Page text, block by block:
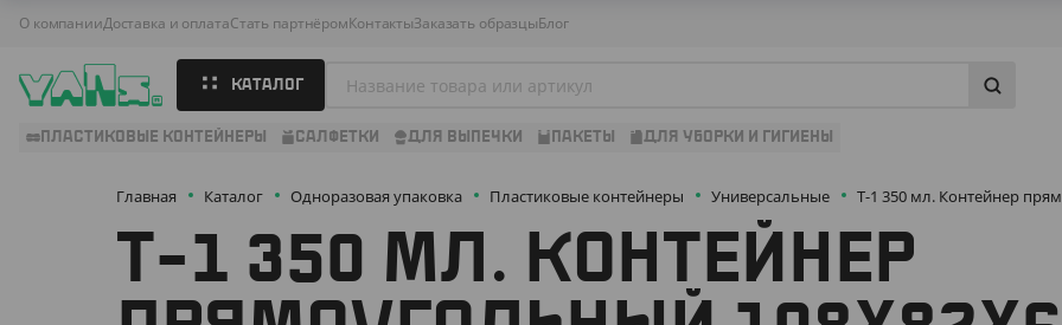
О компанииДоставка и оплатаСтать партнёромКонтактыЗаказать образцыБлог
КАТАЛОГ
ПЛАСТИКОВЫЕ КОНТЕЙНЕРЫ САЛФЕТКИ ДЛЯ ВЫПЕЧКИ ПАКЕТЫ ДЛЯ УБОРКИ И ГИГИЕНЫ
Главная Каталог Одноразовая упаковка Пластиковые контейнеры Универсальные Т-1 350 мл. Контейнер
Т-1 350 МЛ. КОНТЕЙНЕР